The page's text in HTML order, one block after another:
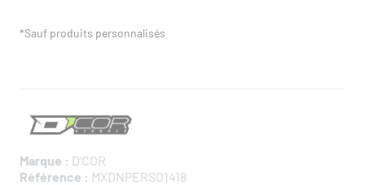
*Sauf produits personnalisés
Marque : D'COR
Référence : MXDNPERSO1418